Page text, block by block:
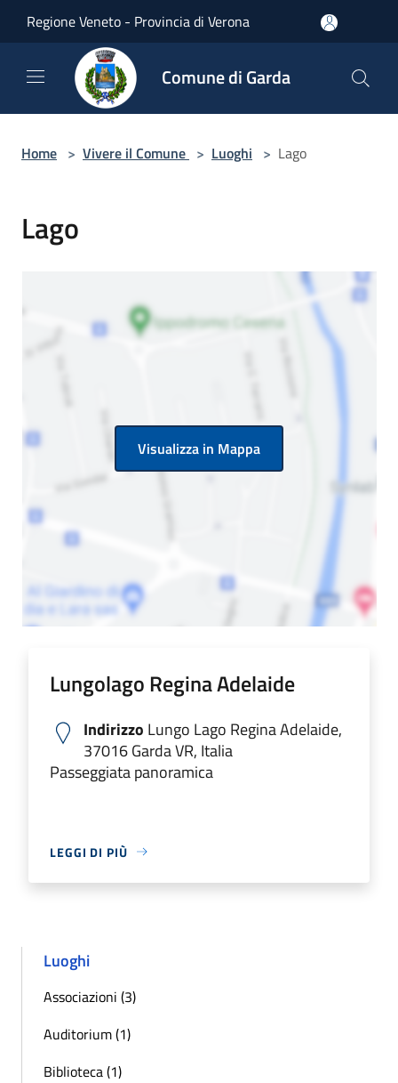
Regione Veneto - Provincia di Verona
Comune di Garda
Home > Vivere il Comune > Luoghi > Lago
Lago
Visualizza in Mappa
Lungolago Regina Adelaide
Indirizzo Lungo Lago Regina Adelaide,
37016 Garda VR, Italia
Passeggiata panoramica
LEGGI DI PIÙ
Luoghi
Associazioni (3)
Auditorium (1)
Biblioteca (1)